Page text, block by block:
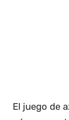
El juego de